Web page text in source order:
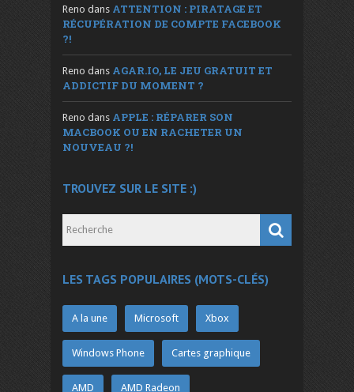
Reno dans ATTENTION : PIRATAGE ET
RÉCUPÉRATION DE COMPTE FACEBOOK
?!
Reno dans AGAR.IO, LE JEU GRATUIT ET
ADDICTIF DU MOMENT ?
Reno dans APPLE : RÉPARER SON
MACBOOK OU EN RACHETER UN
NOUVEAU ?!
TROUVEZ SUR LE SITE :)
LES TAGS POPULAIRES (MOTS-CLÉS)
A la une Microsoft Xbox
Windows Phone Cartes graphique
AMD AMD Radeon